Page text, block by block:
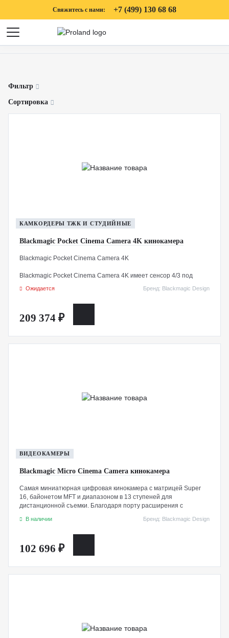
Свяжитесь с нами: +7 (499) 130 68 68
Фильтр
Сортировка
КАМКОРДЕРЫ ТЖК И СТУДИЙНЫЕ
Blackmagic Pocket Cinema Camera 4K кинокамера
Blackmagic Pocket Cinema Camera 4K
Blackmagic Pocket Cinema Camera 4K имеет сенсор 4/3 под
до 25 600 для съемки в HDR и при слабом освещении.
Ожидается Бренд: Blackmagic Design
209 374 ₽
ВИДЕОКАМЕРЫ
Blackmagic Micro Cinema Camera кинокамера
Самая миниатюрная цифровая кинокамера с матрицей Super
16, байонетом MFT и диапазоном в 13 ступеней для
дистанционной съемки. Благодаря порту расширения с
удаленном режиме с помощью любого радиопульта.
CinemaDNG RAW или ProRes.
В наличии Бренд: Blackmagic Design
102 696 ₽